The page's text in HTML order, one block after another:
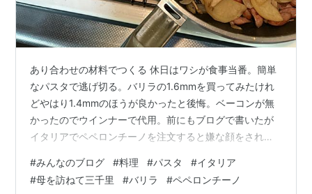
あり合わせの材料でつくる 休日はワシが食事当番。簡単
なパスタで逃げ切る。バリラの1.6mmを買ってみたけれ
どやはり1.4mmのほうが良かったと後悔。ベーコンが無
かったのでウインナーで代用。前にもブログで書いたが
イタリアでペペロンチーノを注文すると嫌な顔をされ
だけを頼むようなものとのこと、なるへそ。本場イタリ
アでのパスタは日本のものより数段美味しい。やはり水
#みんなのブログ #料理 #パスタ #イタリア
#母を訪ねて三千里 #バリラ #ペペロンチーノ